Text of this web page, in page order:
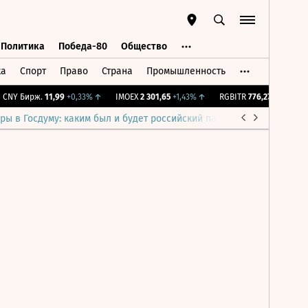
Политика Победа-80 Общество
Спорт Право Страна Промышленность
Бирж. 11,99 +0,33%↑ IMOEX 2 301,65 +1,43%↑ RGBITR 776,27 +0,44%
в Госдуму: каким был и будет российский парламент